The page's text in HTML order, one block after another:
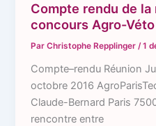
Compte rendu de
concours Agro-
ParChristophe Repplinger/1
Compte–rendu Réunion
octobre 2016
Claude-Bernard Paris
rencontre entre